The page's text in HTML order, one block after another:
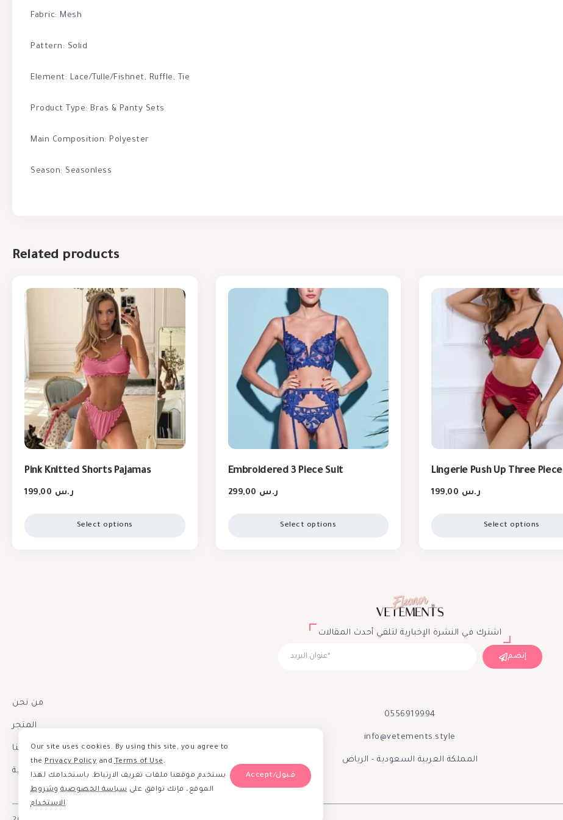
Fabric: Mesh
Pattern: Solid
Element: Lace/Tulle/Fishnet, Ruffle, Tie
Product Type: Bras & Panty Sets
Main Composition: Polyester
Season: Seasonless
Related products
Pink Knitted Shorts Pajamas
ر.س
Select options
Embroidered 3 Piece Suit
ر.س
Select options
Lingerie Push Up Three Piece
ر.س
Select options
اشترك في النشرة الإخبارية لتلقي أحدث المقالات
إنضم
من نحن
المتجر
إتصل بنا
سياسة الخصوصية
0556919994
info@vetements.style
المملكة العربية السعودية - الرياض
Our site uses cookies. By using this site, you agree to
the Privacy Policy andTerms of Use.
يستخدم موقعنا ملفات تعريف الارتباط. باستخدامك لهذا
الموقع، فإنك توافق على سياسة الخصوصية وشروط
الاستخدام.
Accept/قبول